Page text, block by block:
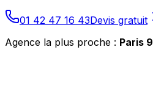
01 42 47 16 43Devis gratuit
Agence la plus proche : Paris 9